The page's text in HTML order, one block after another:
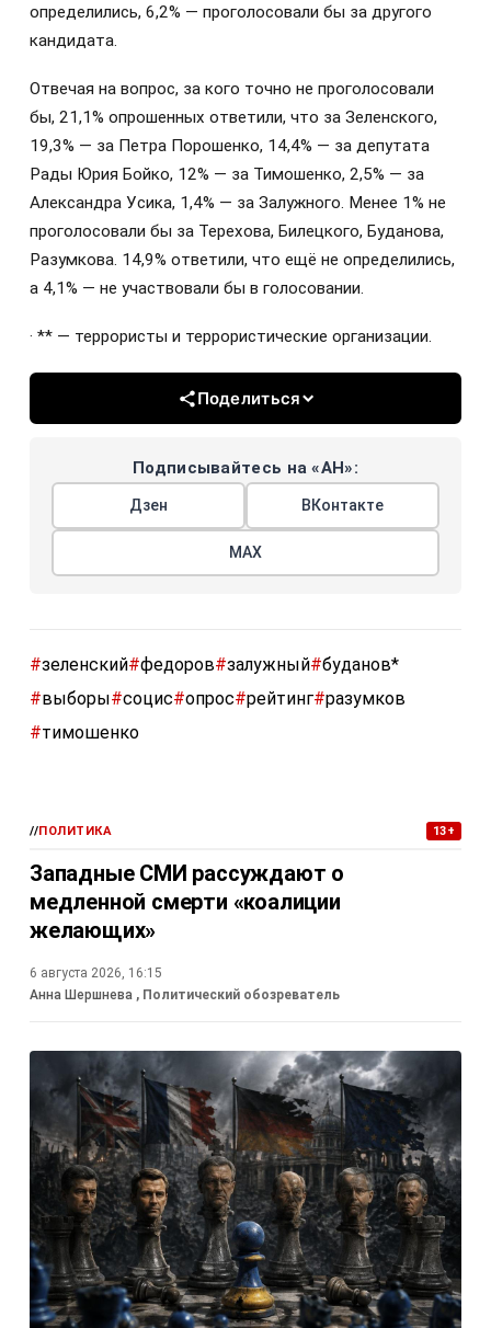
определились, 6,2% — проголосовали бы за другого
кандидата.
Отвечая на вопрос, за кого точно не проголосовали
бы, 21,1% опрошенных ответили, что за Зеленского,
19,3% — за Петра Порошенко, 14,4% — за депутата
Рады Юрия Бойко, 12% — за Тимошенко, 2,5% — за
Александра Усика, 1,4% — за Залужного. Менее 1% не
проголосовали бы за Терехова, Билецкого, Буданова,
Разумкова. 14,9% ответили, что ещё не определились,
а 4,1% — не участвовали бы в голосовании.
· ** — террористы и террористические организации.
Поделиться
Подписывайтесь на «АН»:
Дзен ВКонтакте
МАХ
#зеленский#федоров#залужный#буданов*
#выборы#социс#опрос#рейтинг#разумков
#тимошенко
//ПОЛИТИКА 13+
Западные СМИ рассуждают о
медленной смерти «коалиции
желающих»
6 августа 2026, 16:15
Анна Шершнева , Политический обозреватель